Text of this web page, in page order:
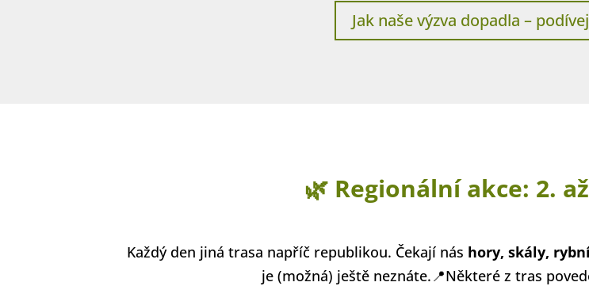
Jak naše výzva dopadla –
🌿 Regionální akce: 2.
Každý den jiná trasa napříč republikou. Čekají nás hory, skály,
je (možná) ještě neznáte.📍Některé z tras